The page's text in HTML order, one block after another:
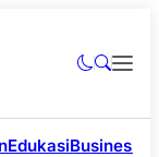
EdukasiBusiness